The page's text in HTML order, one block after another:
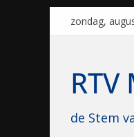
zondag,
de Stem